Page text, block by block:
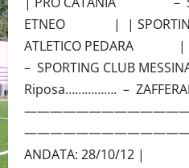
ETNEO | |
ATLETICO
– SPORTING CLUB
Riposa……………. –
ANDATA: 28/10/12